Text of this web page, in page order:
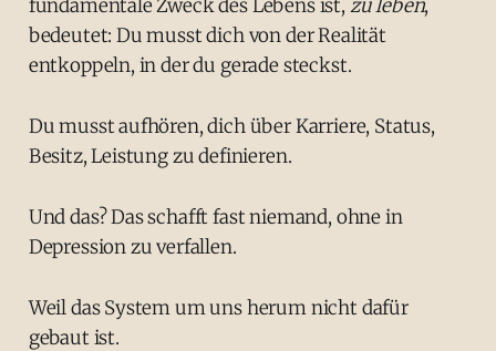
fundamentale Zweck des Lebens ist, zu leben,
bedeutet: Du musst dich von der Realität
entkoppeln, in der du gerade steckst.
Du musst aufhören, dich über Karriere, Status,
Besitz, Leistung zu definieren.
Und das? Das schafft fast niemand, ohne in
Depression zu verfallen.
Weil das System um uns herum nicht dafür
gebaut ist.